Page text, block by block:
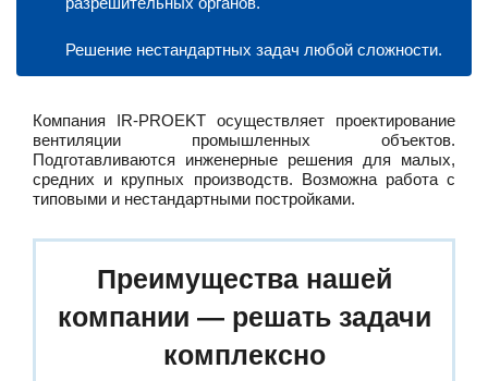
Решение нестандартных задач любой сложности.
Компания IR-PROEKT осуществляет проектирование
вентиляции промышленных объектов.
Подготавливаются инженерные решения для малых,
средних и крупных производств. Возможна работа с
типовыми и нестандартными постройками.
Преимущества нашей
компании — решать задачи
комплексно